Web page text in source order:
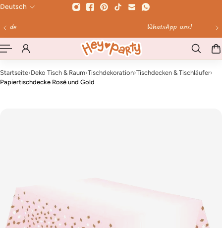
Deutsch
Startseite›Deko Tisch & Raum›Tischdekoration›Tischdecken & Tischläufer›
Papiertischdecke Rosé und Gold